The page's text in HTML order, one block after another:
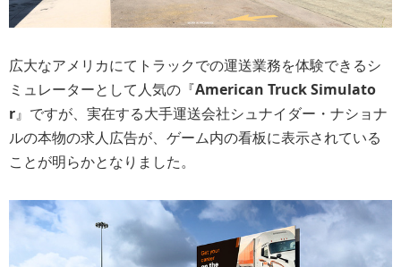
広大なアメリカにてトラックでの運送業務を体験できるシ
ミュレーターとして人気の『American Truck Simulato
r』ですが、実在する大手運送会社シュナイダー・ナショナ
ルの本物の求人広告が、ゲーム内の看板に表示されている
ことが明らかとなりました。